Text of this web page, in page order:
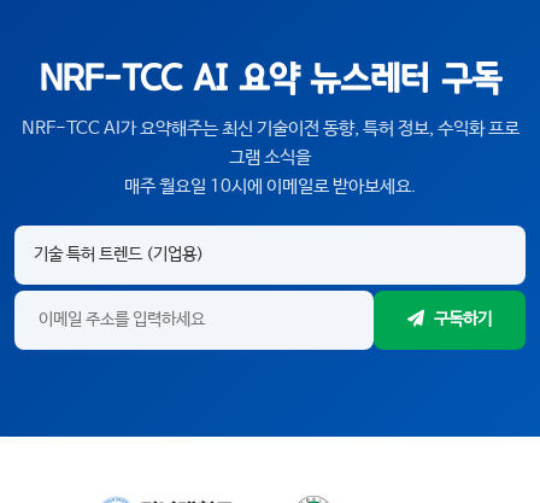
NRF-TCC AI 요약 뉴스레터 구독
NRF-TCC AI가 요약해주는 최신 기술이전 동향, 특허 정보, 수익화 프로
그램 소식을
매주 월요일 10시에 이메일로 받아보세요.
구독하기